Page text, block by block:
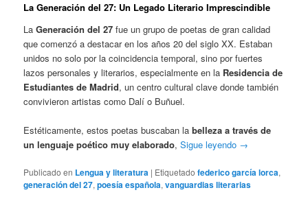
La Generación del 27: Un Legado Literario Imprescindible
LaGeneración del 27 fue un grupo de poetas de gran calidad
que comenzó a destacar en los años 20 del siglo XX. Estaban
unidos no solo por la coincidencia temporal, sino por fuertes
lazos personales y literarios, especialmente en la Residencia de
Estudiantes de Madrid, un centro cultural clave donde también
convivieron artistas como Dalí o Buñuel.
Estéticamente, estos poetas buscaban labelleza a través de
un lenguaje poético muy elaborado,Sigue leyendo →
Publicado en Lengua y literatura | Etiquetado federico garcía lorca,
generación del 27,poesía española,vanguardias literarias